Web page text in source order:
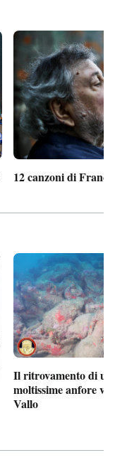
12 canzoni di
Il ritrovamento di
moltissime anfore
Vallo